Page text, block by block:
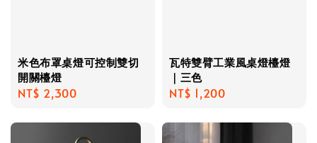
米色布罩桌燈可控制雙切
開關檯燈
Regular
NT$ 2,300
瓦特雙臂工業風桌燈檯燈
｜三色
Regular
NT$ 1,200